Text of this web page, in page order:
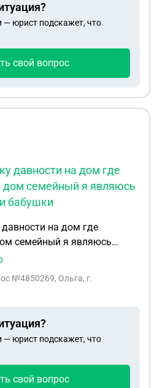
— юрист подскажет, что
свой вопрос
давности на дом где
дом семейный я являюсь
бабушки
на дом где
семейный я являюсь
этого дома они
в суде предоставлены что я
суда в письменном виде я
города
жалобу в краевой суд к
в мою пользу и сколько
№4850269, Ольга, г.
— юрист подскажет, что
свой вопрос